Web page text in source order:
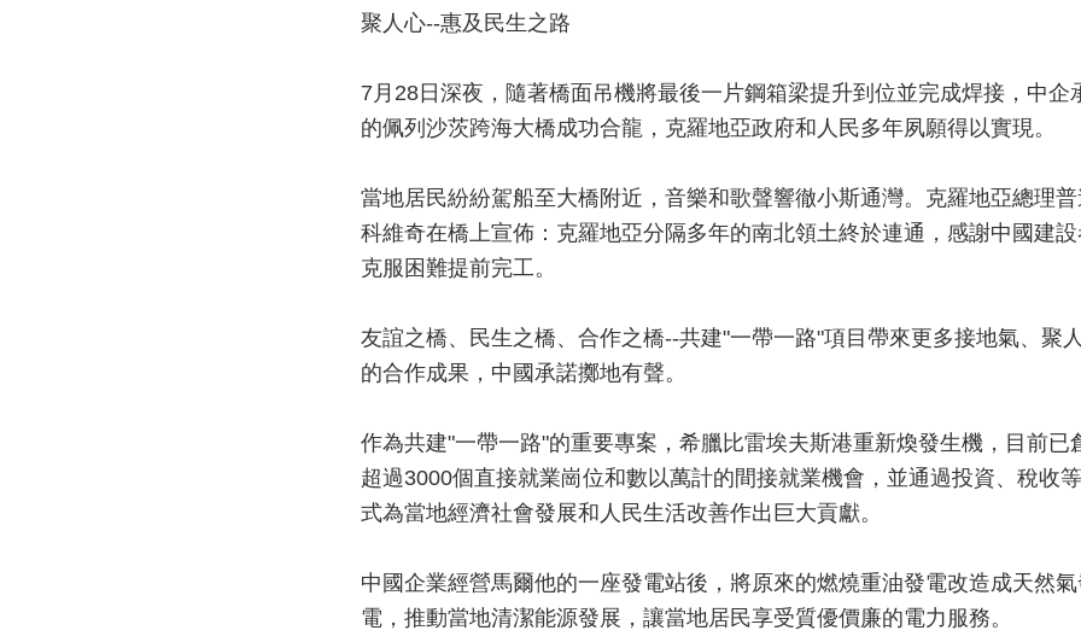
聚人心--惠及民生之路
7月28日深夜，隨著橋面吊機將最後一片鋼箱梁提升到位並完成焊接，中企
的佩列沙茨跨海大橋成功合龍，克羅地亞政府和人民多年夙願得以實現。
當地居民紛紛駕船至大橋附近，音樂和歌聲響徹小斯通灣。克羅地亞總理普
科維奇在橋上宣佈：克羅地亞分隔多年的南北領土終於連通，感謝中國建
克服困難提前完工。
友誼之橋、民生之橋、合作之橋--共建"一帶一路"項目帶來更多接地氣、聚
的合作成果，中國承諾擲地有聲。
作為共建"一帶一路"的重要專案，希臘比雷埃夫斯港重新煥發生機，目前已
超過3000個直接就業崗位和數以萬計的間接就業機會，並通過投資、稅收
式為當地經濟社會發展和人民生活改善作出巨大貢獻。
中國企業經營馬爾他的一座發電站後，將原來的燃燒重油發電改造成天然氣
電，推動當地清潔能源發展，讓當地居民享受質優價廉的電力服務。